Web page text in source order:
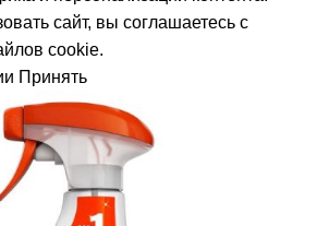
сайт, вы соглашаетесь с
cookie.
Принять